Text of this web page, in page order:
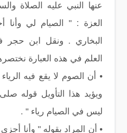
عنها النبي عليه الصلاة
العزة : " الصيام لي
البخاري . ونقل ابن حجر
العلم في هذه العبارة
• أن الصوم لا يقع فيه
ويؤيد هذا التأويل قوله
ليس في الصيام رياء " .
• أن المراد بقوله " وأنا